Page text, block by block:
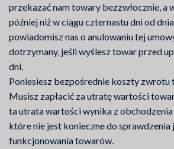
przekazać nam towary bezzwłocznie, a
później niż w ciągu czternastu dni od
powiadomisz nas o anulowaniu tej
dotrzymany, jeśli wyślesz towar przed
dni.
Poniesiesz bezpośrednie koszty zwrotu
Musisz zapłacić za utratę wartości
ta utrata wartości wynika z
które nie jest konieczne do sprawdzenia
funkcjonowania towarów.